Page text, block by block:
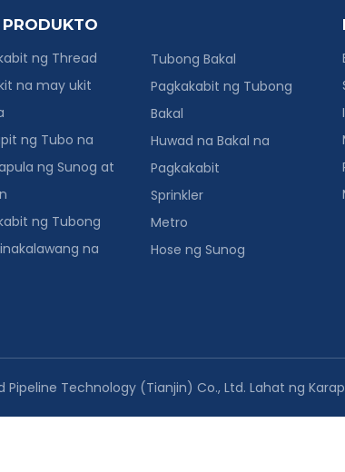
ng Thread
na may ukit
ng Tubo na
ng Sunog at
ng Tubong
na
Tubong Bakal
Pagkakabit ng Tubong
Bakal
Huwad na Bakal na
Pagkakabit
Sprinkler
Metro
Hose ng Sunog
Pipeline Technology (Tianjin) Co., Ltd. Lahat ng